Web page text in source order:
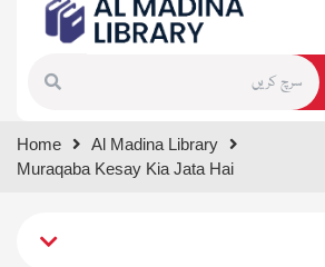
results.
Home
Al Madina Library
Muraqaba Kesay Kia Jata Hai